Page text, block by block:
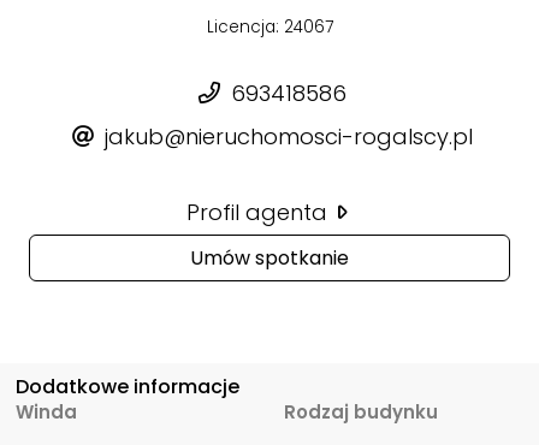
Licencja: 24067
693418586
jakub@nieruchomosci-rogalscy.pl
Profil agenta
Umów spotkanie
Dodatkowe informacje
Winda
Rodzaj budynku